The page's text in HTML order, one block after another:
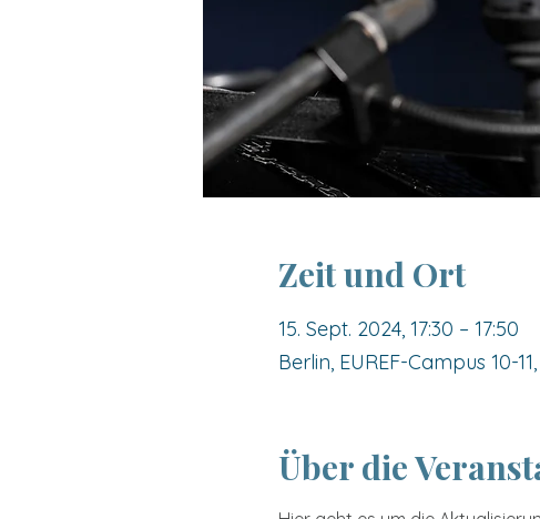
Zeit und Ort
15. Sept. 2024, 17:30 – 17:50
Berlin, EUREF-Campus 10-
Über die